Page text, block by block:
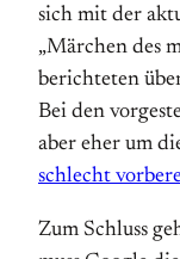
sich mit der
„Märchen des
berichteten
Bei den
aber eher um
schlecht
Zum Schluss